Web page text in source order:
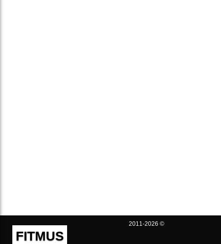
FITMUS
2011-2026 ©